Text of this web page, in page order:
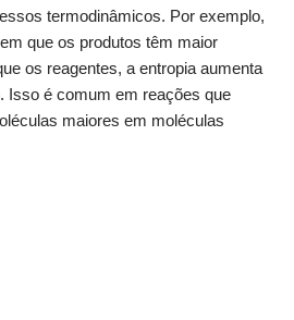
termodinâmicos. Por exemplo,
que os produtos têm maior
os reagentes, a entropia aumenta
Isso é comum em reações que
maiores em moléculas